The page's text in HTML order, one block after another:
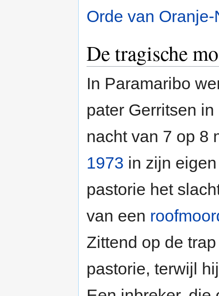
Orde van
De tragische
In Paramaribo
pater Gerritsen in
nacht van 7 op 8
1973 in zijn eigen
pastorie het
van een
Zittend op de
pastorie, terwijl